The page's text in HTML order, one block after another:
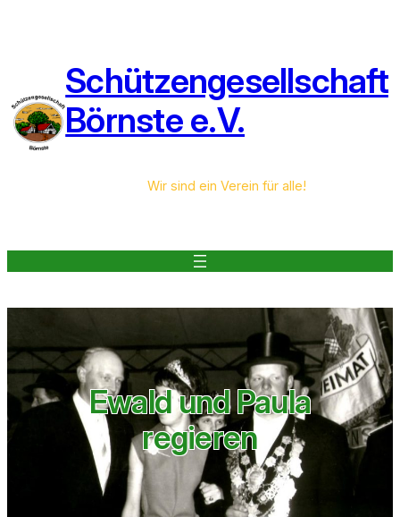
Schützengesellschaft
Börnste e.V.
Wir sind ein Verein für alle!
Ewald und Paula
regieren